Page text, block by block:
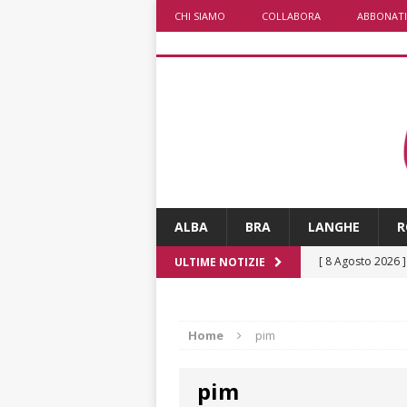
CHI SIAMO COLLABORA ABBONATI
ALBA BRA LANGHE
ULTIME NOTIZIE [ 8 Agosto 2026 ]
Home pim
pim